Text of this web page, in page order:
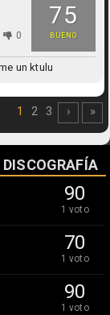
75
BUENO
0
un ktulu
1 2 3 › »
DISCOGRAFÍA
90
1 voto
70
1 voto
90
1 voto